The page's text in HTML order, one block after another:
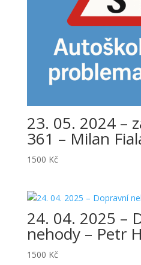
23. 05. 2024 –
361 – Milan
1500 Kč
24. 04. 2025 –
nehody – Petr
1500 Kč